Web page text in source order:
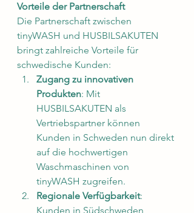
Vorteile der Partnerschaft
Die Partnerschaft zwischen
tinyWASH und HUSBILSAKUTEN
bringt zahlreiche Vorteile für
schwedische Kunden:
Zugang zu innovativen
Produkten: Mit
HUSBILSAKUTEN als
Vertriebspartner können
Kunden in Schweden nun direkt
auf die hochwertigen
Waschmaschinen von
tinyWASH zugreifen.
Regionale Verfügbarkeit:
Kunden in Südschweden